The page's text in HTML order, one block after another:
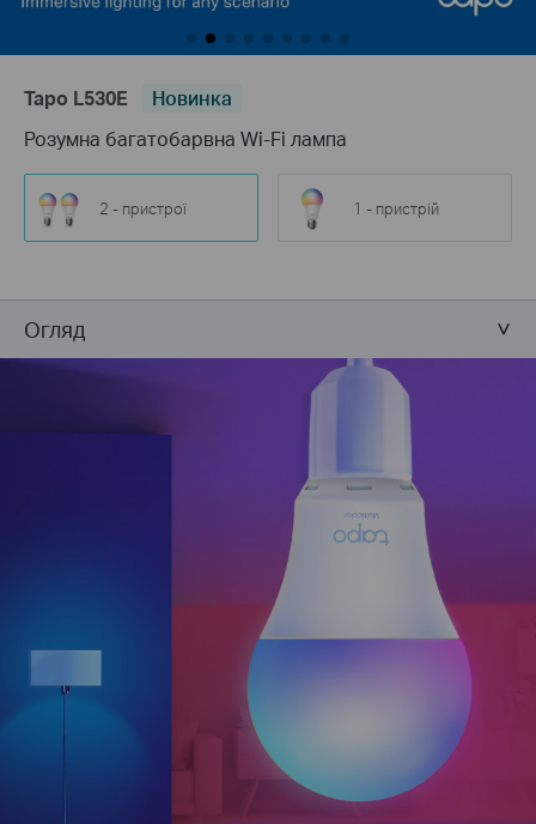
Tapo L530E
Новинка
Розумна багатобарвна Wi-Fi лампа
2 - пристрої 1 - пристрій
Огляд